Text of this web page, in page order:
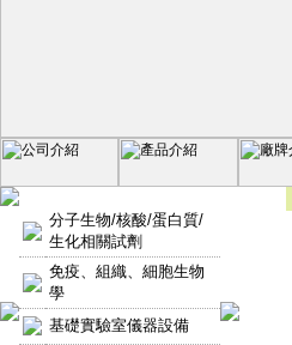
分子生物/核酸/蛋白質/
生化相關試劑
免疫、組織、細胞生物
學
基礎實驗室儀器設備